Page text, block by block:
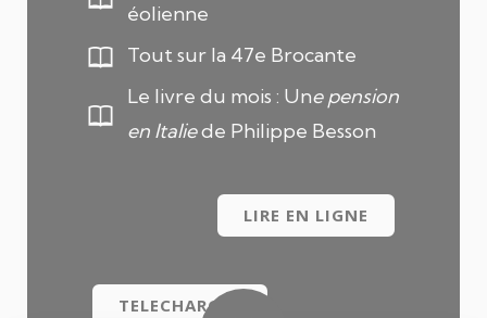
éolienne
Tout sur la 47e Brocante
Le livre du mois : Une pension
en Italiede Philippe Besson
LIRE EN LIGNE
TELECHARGER